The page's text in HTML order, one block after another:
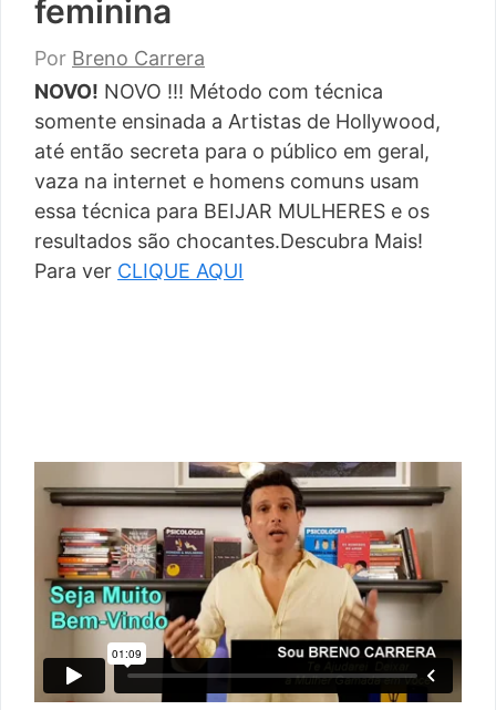
feminina
Por Breno Carrera
NOVO! NOVO !!! Método com técnica
somente ensinada a Artistas de Hollywood,
até então secreta para o público em geral,
vaza na internet e homens comuns usam
essa técnica para BEIJAR MULHERES e os
resultados são chocantes.Descubra Mais!
Para ver CLIQUE AQUI